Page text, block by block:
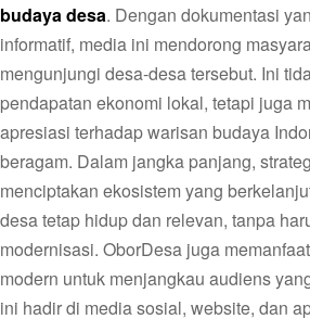
budaya desa. Dengan dokumentasi
informatif, media ini mendorong
mengunjungi desa-desa tersebut. Ini
pendapatan ekonomi lokal, tetapi juga
apresiasi terhadap warisan budaya
beragam. Dalam jangka panjang,
menciptakan ekosistem yang
desa tetap hidup dan relevan, tanpa
modernisasi. OborDesa juga
modern untuk menjangkau audiens
ini hadir di media sosial, website, dan